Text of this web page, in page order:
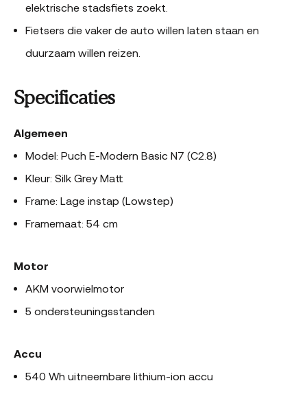
elektrische stadsfiets zoekt.
Fietsers die vaker de auto willen laten staan en
duurzaam willen reizen.
Specificaties
Algemeen
Model: Puch E-Modern Basic N7 (C2.8)
Kleur: Silk Grey Matt
Frame: Lage instap (Lowstep)
Framemaat: 54 cm
Motor
AKM voorwielmotor
5 ondersteuningsstanden
Accu
540 Wh uitneembare lithium-ion accu